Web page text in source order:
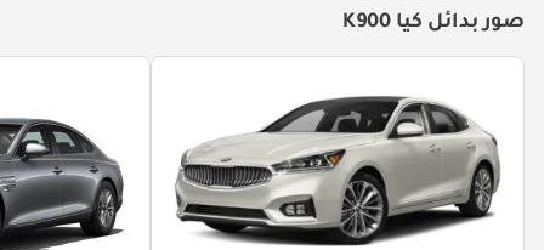
صور بدائل كيا K900